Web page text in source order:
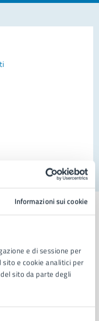
Informazioni sui cookie
e di sessione per
e cookie analitici per
sito da parte degli